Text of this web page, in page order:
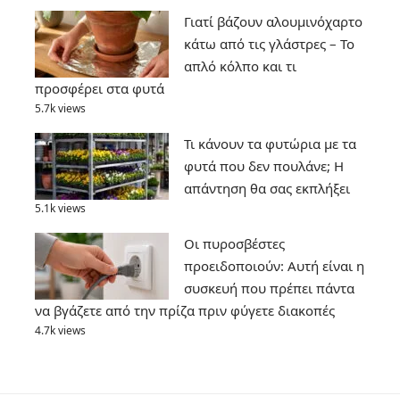
Γιατί βάζουν αλουμινόχαρτο
κάτω από τις γλάστρες – Το
απλό κόλπο και τι
προσφέρει στα φυτά
5.7k views
Τι κάνουν τα φυτώρια με τα
φυτά που δεν πουλάνε; Η
απάντηση θα σας εκπλήξει
5.1k views
Οι πυροσβέστες
προειδοποιούν: Αυτή είναι η
συσκευή που πρέπει πάντα
να βγάζετε από την πρίζα πριν φύγετε διακοπές
4.7k views